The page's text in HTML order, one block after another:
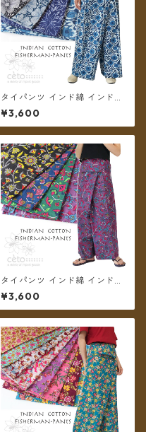
タイパンツ インド綿 インド更
紗 no.13 ネイビー&モノトーン
フラワープリント 3タイプ全4
カラー ロング丈【メール便送
¥3,600
タイパンツ インド綿 インド更
紗 no.11 アジアンボタニカルプ
リント 4カラー ロング丈【メ
ール便送料無料】
¥3,600